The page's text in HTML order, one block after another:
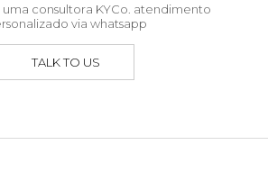
consultora KYCo. atendimento
via whatsapp
TALK TO US